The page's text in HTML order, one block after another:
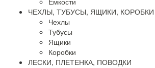
ЧЕХЛЫ, ТУБУСЫ, ЯЩИКИ, КОРОБКИ
Чехлы
Тубусы
Ящики
Коробки
ЛЕСКИ, ПЛЕТЕНКА, ПОВОДКИ